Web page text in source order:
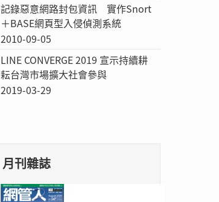
記錄惡意網路封包資訊 實作Snort
＋BASE網頁型入侵偵測系統
2010-09-05
LINE CONVERGE 2019 宣示持續耕
耘台灣市場擴大社會參與
2019-03-29
月刊雜誌